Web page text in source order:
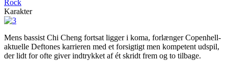
Rock
Karakter
Mens bassist Chi Cheng fortsat ligger i koma, forlænger Copenhell-
aktuelle Deftones karrieren med et forsigtigt men kompetent udspil,
der lidt for ofte giver indtrykket af ét skridt frem og to tilbage.